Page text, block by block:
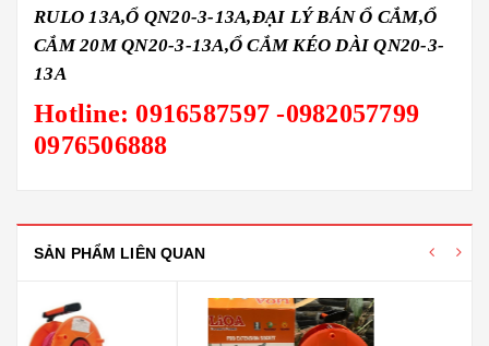
RULO 13A,Ổ QN20-3-13A,ĐẠI LÝ BÁN Ổ CẮM,Ổ
CẮM 20M QN20-3-13A,Ổ CẮM KÉO DÀI QN20-3-
13A
Hotline: 0916587597 -0982057799
0976506888
SẢN PHẨM LIÊN QUAN